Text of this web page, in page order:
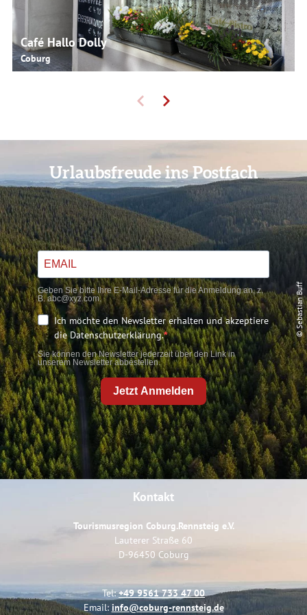
Café Hallo Dolly
Coburg
© Sebastian Buff
Urlaubsfreude ins Postfach
Geben Sie bitte Ihre E-Mail-Adresse für die Anmeldung an, z.
B. abc@xyz.com.
Ich möchte den Newsletter erhalten und akzeptiere
die Datenschutzerklärung.
Sie können den Newsletter jederzeit über den Link in
unserem Newsletter abbestellen.
Jetzt Anmelden
Kontakt
Tourismusregion Coburg.Rennsteig e.V.
Lauterer Straße 60
D-96450 Coburg
Tel:+49 9561 733 47 00
Email: info@coburg-rennsteig.de